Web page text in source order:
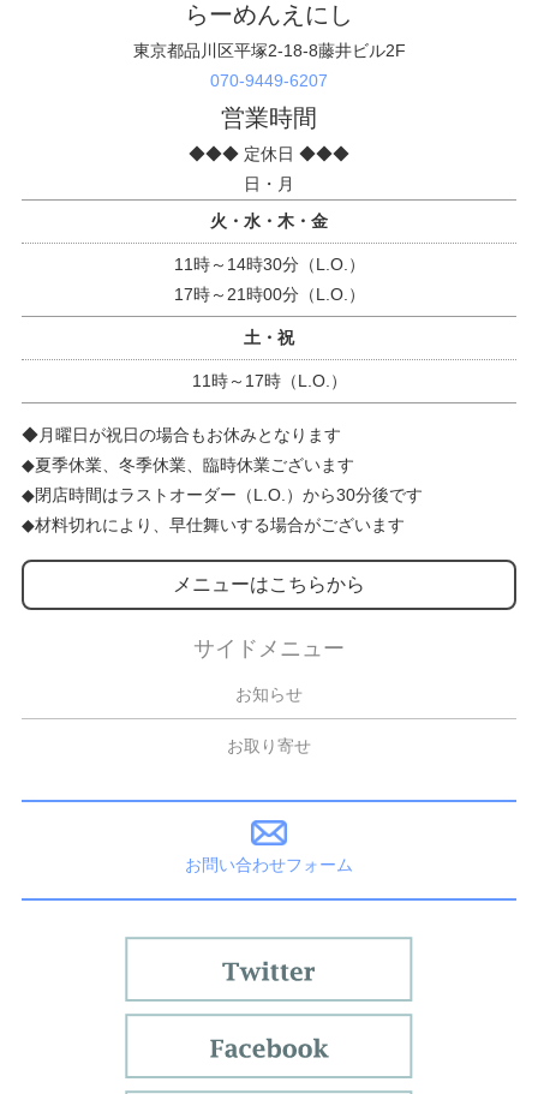
らーめんえにし
東京都品川区平塚2-18-8藤井ビル2F
070-9449-6207
営業時間
◆◆◆ 定休日 ◆◆◆
日・月
火・水・木・金
11時～14時30分（L.O.）
17時～21時00分（L.O.）
土・祝
11時～17時（L.O.）
◆月曜日が祝日の場合もお休みとなります
◆夏季休業、冬季休業、臨時休業ございます
◆閉店時間はラストオーダー（L.O.）から30分後です
◆材料切れにより、早仕舞いする場合がございます
メニューはこちらから
サイドメニュー
お知らせ
お取り寄せ
お問い合わせフォーム